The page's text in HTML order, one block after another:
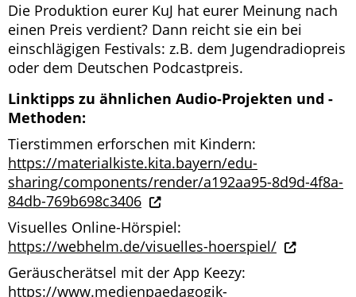
Die Produktion eurer KuJ hat eurer Meinung nach
einen Preis verdient? Dann reicht sie ein bei
einschlägigen Festivals: z.B. dem Jugendradiopreis
oder dem Deutschen Podcastpreis.
Linktipps zu ähnlichen Audio-Projekten und -
Methoden:
Tierstimmen erforschen mit Kindern:
https://materialkiste.kita.bayern/edu-
sharing/components/render/a192aa95-8d9d-4f8a-
84db-769b698c3406
Visuelles Online-Hörspiel:
https://webhelm.de/visuelles-hoerspiel/
Geräuscherätsel mit der App Keezy:
https://www.medienpaedagogik-